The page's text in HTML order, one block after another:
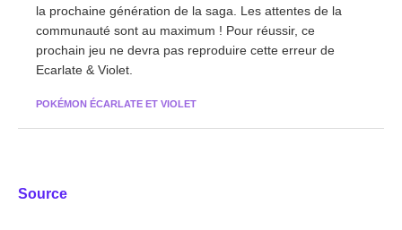
la prochaine génération de la saga. Les attentes de la
communauté sont au maximum ! Pour réussir, ce
prochain jeu ne devra pas reproduire cette erreur de
Ecarlate & Violet.
POKÉMON ÉCARLATE ET VIOLET
Source